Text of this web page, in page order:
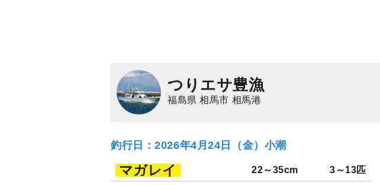
つりエサ豊漁
福島県 相馬市 相馬港
釣行日：2026年4月24日（金）小潮
マガレイ 22～35cm 3～13匹